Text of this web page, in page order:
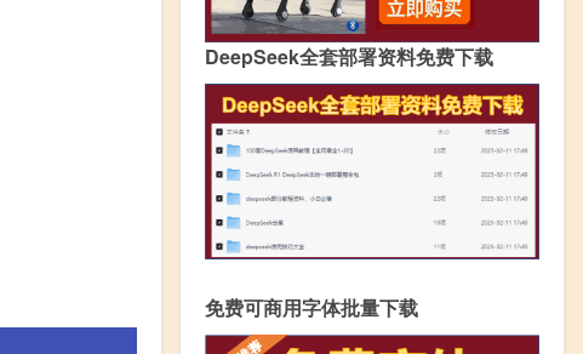
DeepSeek全套部署资料免费下载
免费可商用字体批量下载